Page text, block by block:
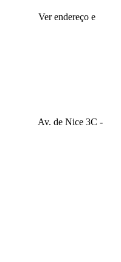
Ver endereço e
Av. de Nice 3C -